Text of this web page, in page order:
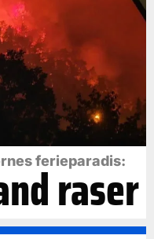
ferieparadis:
raser